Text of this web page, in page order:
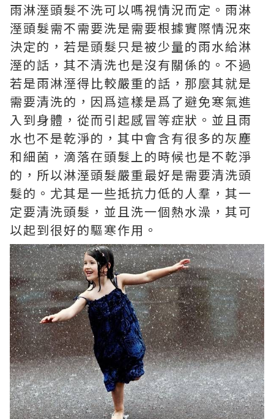
雨淋溼頭髮不洗可以嗎視情況而定。雨淋
溼頭髮需不需要洗是需要根據實際情況來
決定的，若是頭髮只是被少量的雨水給淋
溼的話，其不清洗也是沒有關係的。不過
若是雨淋溼得比較嚴重的話，那麼其就是
需要清洗的，因爲這樣是爲了避免寒氣進
入到身體，從而引起感冒等症狀。並且雨
水也不是乾淨的，其中會含有很多的灰塵
和細菌，滴落在頭髮上的時候也是不乾淨
的，所以淋溼頭髮嚴重最好是需要清洗頭
髮的。尤其是一些抵抗力低的人羣，其一
定要清洗頭髮，並且洗一個熱水澡，其可
以起到很好的驅寒作用。